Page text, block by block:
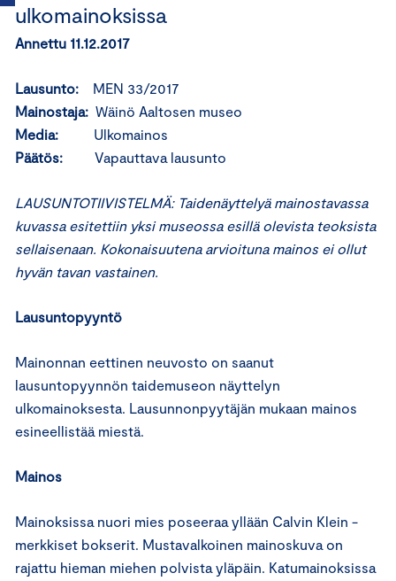
ulkomainoksissa
Annettu 11.12.2017
Lausunto: MEN 33/2017
Mainostaja: Wäinö Aaltosen museo
Media: Ulkomainos
Päätös: Vapauttava lausunto
LAUSUNTOTIIVISTELMÄ: Taidenäyttelyä mainostavassa
kuvassa esitettiin yksi museossa esillä olevista teoksista
sellaisenaan. Kokonaisuutena arvioituna mainos ei ollut
hyvän tavan vastainen.
Lausuntopyyntö
Mainonnan eettinen neuvosto on saanut
lausuntopyynnön taidemuseon näyttelyn
ulkomainoksesta. Lausunnonpyytäjän mukaan mainos
esineellistää miestä.
Mainos
Mainoksissa nuori mies poseeraa yllään Calvin Klein -
merkkiset bokserit. Mustavalkoinen mainoskuva on
rajattu hieman miehen polvista yläpäin. Katumainoksissa